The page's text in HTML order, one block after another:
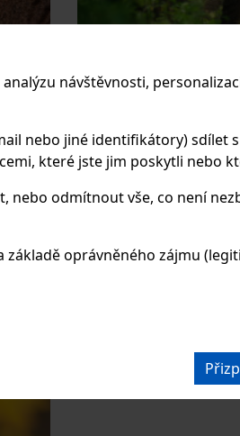
návštěvnosti,
nebo jiné identifikátory)
které jste jim poskytli nebo
odmítnout vše, co není
oprávněného zájmu
na
Obraz na plátně | Velikost
s jemnou strukturou.
Dostupnost:SKLADEM3